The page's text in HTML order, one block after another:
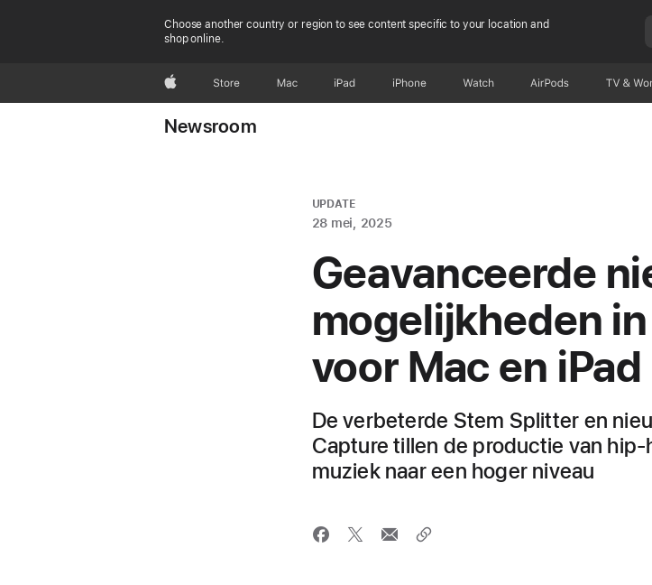
Choose another country or region to see content specific to your location and
shop online.
AppleStore Mac iPad iPhone Watch AirPods TV &
Newsroom
UPDATE
28 mei, 2025
Geavanceerde
mogelijkheden
voor Mac en iPad
De verbeterde Stem Splitter en
Capture tillen de productie van
muziek naar een hoger niveau